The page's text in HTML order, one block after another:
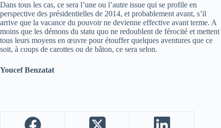
Dans tous les cas, ce sera l’une ou l’autre issue qui se profile en
perspective des présidentielles de 2014, et probablement avant, s’il
arrive que la vacance du pouvoir ne devienne effective avant terme. A
moins que les démons du statu quo ne redoublent de férocité et mettent
tous leurs moyens en œuvre pour étouffer quelques aventures que ce
soit, à coups de carottes ou de bâton, ce sera selon.
Youcef Benzatat